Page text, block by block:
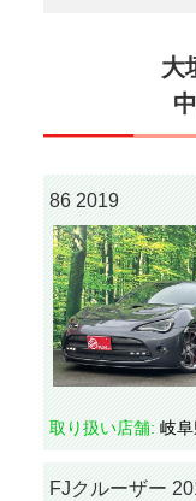
大
86 2019
取り扱い店舗: 岐
FJクルーザー